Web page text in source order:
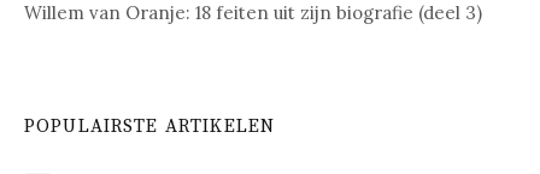
Willem van Oranje: 18 feiten uit zijn biografie (deel 3)
POPULAIRSTE ARTIKELEN